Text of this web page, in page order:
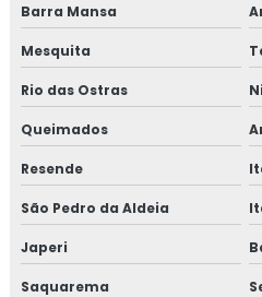
Isolamento de descargas
Isolamento de duto
Isolamento de dutos de ar
Isolamento de tanques
Isolamento de turbinas
Isolamento fibra cerâmica
Barra Mansa
Mesquita
Rio das Ostras
Queimados
Resende
São Pedro da Aldeia
Japeri
Saquarema